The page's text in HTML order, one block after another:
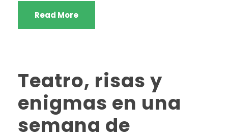
Read More
Teatro, risas y
enigmas en una
semana de